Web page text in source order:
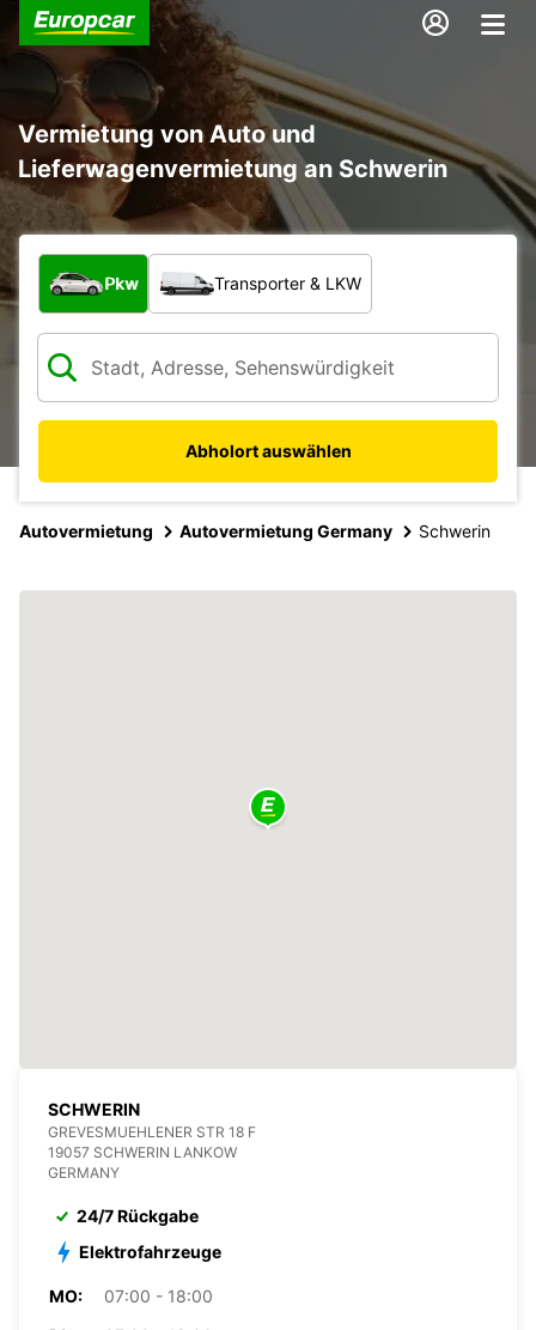
Vermietung von Auto und
Lieferwagenvermietung an Schwerin
Welche Art von Fahrzeug?
Pkw Transporter & LKW
Abholort auswählen
Autovermietung Autovermietung Germany Schwerin
SCHWERIN
GREVESMUEHLENER STR 18 F
19057 SCHWERIN LANKOW
GERMANY
24/7 Rückgabe
Elektrofahrzeuge
MO:
07:00 - 18:00